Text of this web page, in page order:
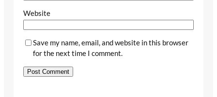
Website
Save my name, email, and website in this browser
for the next time I comment.